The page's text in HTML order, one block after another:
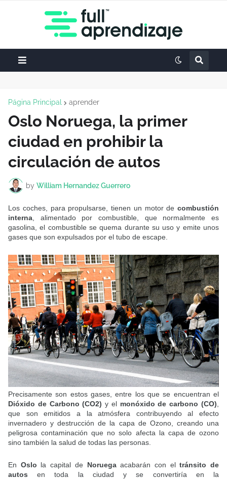
Página Principal aprender
Oslo Noruega, la primer
ciudad en prohibir la
circulación de autos
by William Hernandez Guerrero
Los coches, para propulsarse, tienen un motor de combustión
interna , alimentado por combustible, que normalmente es
gasolina, el combustible se quema durante su uso y emite unos
gases que son expulsados por el tubo de escape.
Precisamente son estos gases, entre los que se encuentran el
Dióxido de Carbono (CO2)y el monóxido de carbono (CO)
que son emitidos a la atmósfera contribuyendo al efecto
invernadero y destrucción de la capa de Ozono, creando una
peligrosa contaminación que no solo afecta la capa de ozono
sino también la salud de todas las personas.
En Oslo la capital de Noruegaacabarán con eltránsito de
autos en toda la ciudad y se convertiría en la